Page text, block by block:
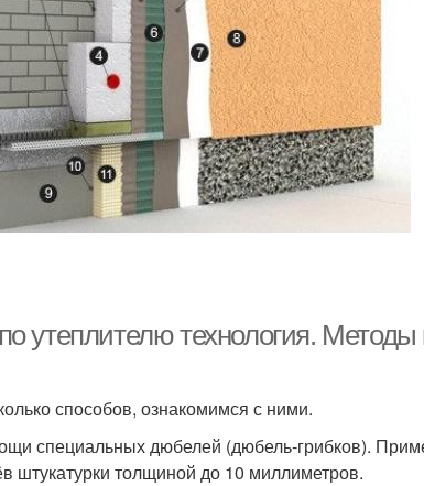
утеплителю технология. Методы
способов, ознакомимся с ними.
специальных дюбелей (дюбель-грибков).
штукатурки толщиной до 10 миллиметров.